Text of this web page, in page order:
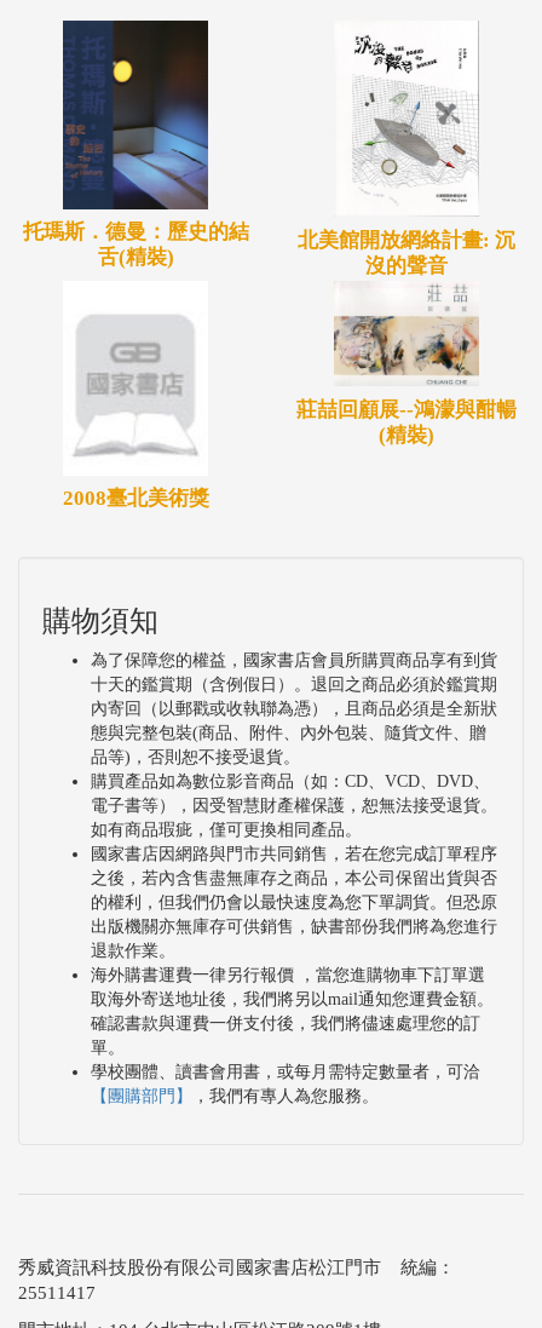
托瑪斯．德曼：歷史的結
舌(精裝)
北美館開放網絡計畫: 沉
沒的聲音
2008臺北美術獎
莊喆回顧展--鴻濛與酣暢
(精裝)
購物須知
為了保障您的權益，國家書店會員所購買商品享有到貨
十天的鑑賞期（含例假日）。退回之商品必須於鑑賞期
內寄回（以郵戳或收執聯為憑），且商品必須是全新狀
態與完整包裝(商品、附件、內外包裝、隨貨文件、贈
品等)，否則恕不接受退貨。
購買產品如為數位影音商品（如：CD、VCD、DVD、
電子書等），因受智慧財產權保護，恕無法接受退貨。
如有商品瑕疵，僅可更換相同產品。
國家書店因網路與門市共同銷售，若在您完成訂單程序
之後，若內含售盡無庫存之商品，本公司保留出貨與否
的權利，但我們仍會以最快速度為您下單調貨。但恐原
出版機關亦無庫存可供銷售，缺書部份我們將為您進行
退款作業。
海外購書運費一律另行報價 ，當您進購物車下訂單選
取海外寄送地址後，我們將另以mail通知您運費金額。
確認書款與運費一併支付後，我們將儘速處理您的訂
單。
學校團體、讀書會用書，或每月需特定數量者，可洽
【團購部門】
，我們有專人為您服務。
秀威資訊科技股份有限公司國家書店松江門市 統編：
25511417